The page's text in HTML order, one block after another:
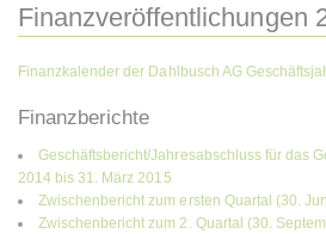
Finanzveröffentlichungen
Finanzkalender der Dahlbusch AG
Finanzberichte
Geschäftsbericht/Jahresabschluss für das
2014 bis 31. März 2015
Zwischenbericht zum ersten Quartal (30.
Zwischenbericht zum 2. Quartal (30.